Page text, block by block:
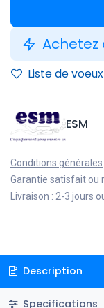
Achetez
Liste de voeux
ESM
Conditions générales
Garantie satisfait ou
Livraison : 2-3 jours
Description
Specifications